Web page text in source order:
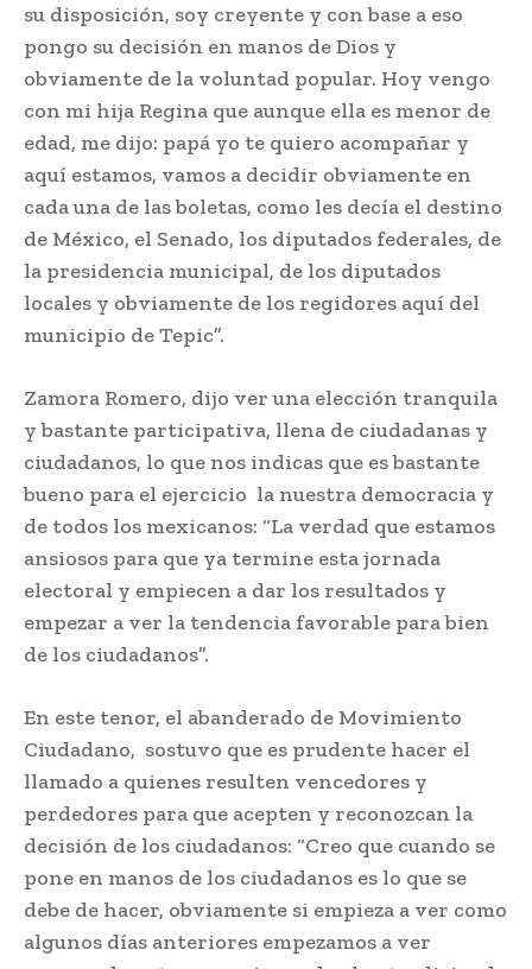
su disposición, soy creyente y con base a eso
pongo su decisión en manos de Dios y
obviamente de la voluntad popular. Hoy vengo
con mi hija Regina que aunque ella es menor de
edad, me dijo: papá yo te quiero acompañar y
aquí estamos, vamos a decidir obviamente en
cada una de las boletas, como les decía el destino
de México, el Senado, los diputados federales, de
la presidencia municipal, de los diputados
locales y obviamente de los regidores aquí del
municipio de Tepic”.
Zamora Romero, dijo ver una elección tranquila
y bastante participativa, llena de ciudadanas y
ciudadanos, lo que nos indicas que es bastante
bueno para el ejercicio la nuestra democracia y
de todos los mexicanos: “La verdad que estamos
ansiosos para que ya termine esta jornada
electoral y empiecen a dar los resultados y
empezar a ver la tendencia favorable para bien
de los ciudadanos”.
En este tenor, el abanderado de Movimiento
Ciudadano, sostuvo que es prudente hacer el
llamado a quienes resulten vencedores y
perdedores para que acepten y reconozcan la
decisión de los ciudadanos: “Creo que cuando se
pone en manos de los ciudadanos es lo que se
debe de hacer, obviamente si empieza a ver como
algunos días anteriores empezamos a ver